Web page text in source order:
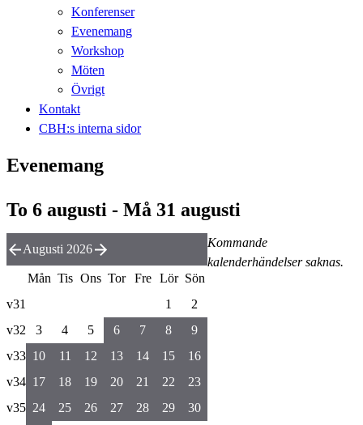
Konferenser
Evenemang
Workshop
Möten
Övrigt
Kontakt
CBH:s interna sidor
Evenemang
To 6 augusti - Må 31 augusti
Kommande
kalenderhändelser saknas.
Augusti 2026
Mån Tis Ons Tor Fre Lör Sön
v31
1
2
v32
3 4 5 6 7 8
9
v33 10 11 12 13 14 15
16
v34 17 18 19 20 21 22
23
v35 24 25 26 27 28 29
30